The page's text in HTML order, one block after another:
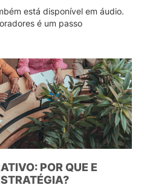
está disponível em áudio.
é um passo
POR QUE E